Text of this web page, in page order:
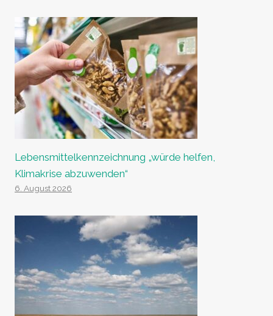
Lebensmittelkennzeichnung „würde helfen,
Klimakrise abzuwenden“
6. August 2026